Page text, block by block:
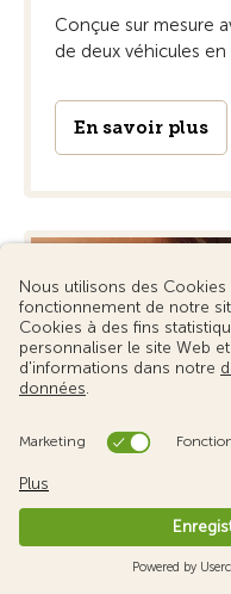
Conçue sur mesure
de deux véhicules
En savoir plus
Protection